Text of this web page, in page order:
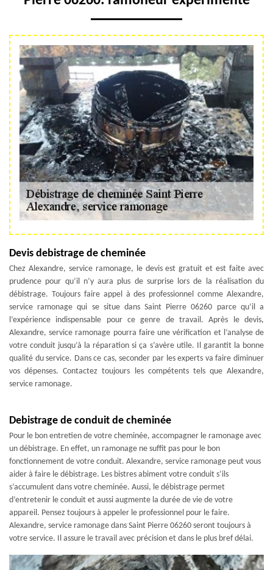
Devis debistrage de cheminée
Chez Alexandre, service ramonage, le devis est gratuit et est faite avec
prudence pour qu’il n’y aura plus de surprise lors de la réalisation du
débistrage. Toujours faire appel à des professionnel comme Alexandre,
service ramonage qui se situe dans Saint Pierre 06260 parce qu’il a
l’expérience indispensable pour ce genre de travail. Après le devis,
Alexandre, service ramonage pourra faire une vérification et l’analyse de
votre conduit jusqu’à la réparation si ça s’avère utile. Il garantit la bonne
qualité du service. Dans ce cas, seconder par les experts va faire diminuer
vos dépenses. Contactez toujours les compétents tels que Alexandre,
service ramonage.
Debistrage de conduit de cheminée
Pour le bon entretien de votre cheminée, accompagner le ramonage avec
un débistrage. En effet, un ramonage ne suffit pas pour le bon
fonctionnement de votre conduit. Alexandre, service ramonage peut vous
aider à faire le débistrage. Les bistres abiment votre conduit s’ils
s’accumulent dans votre cheminée. Aussi, le débistrage permet
d’entretenir le conduit et aussi augmente la durée de vie de votre
appareil. Pensez toujours à appeler le professionnel pour le faire.
Alexandre, service ramonage dans Saint Pierre 06260 seront toujours à
votre service. Il assure le travail avec précision et dans le plus bref délai.